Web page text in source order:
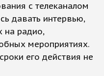
с телеканалом
давать интервью,
на радио,
мероприятиях.
его действия не